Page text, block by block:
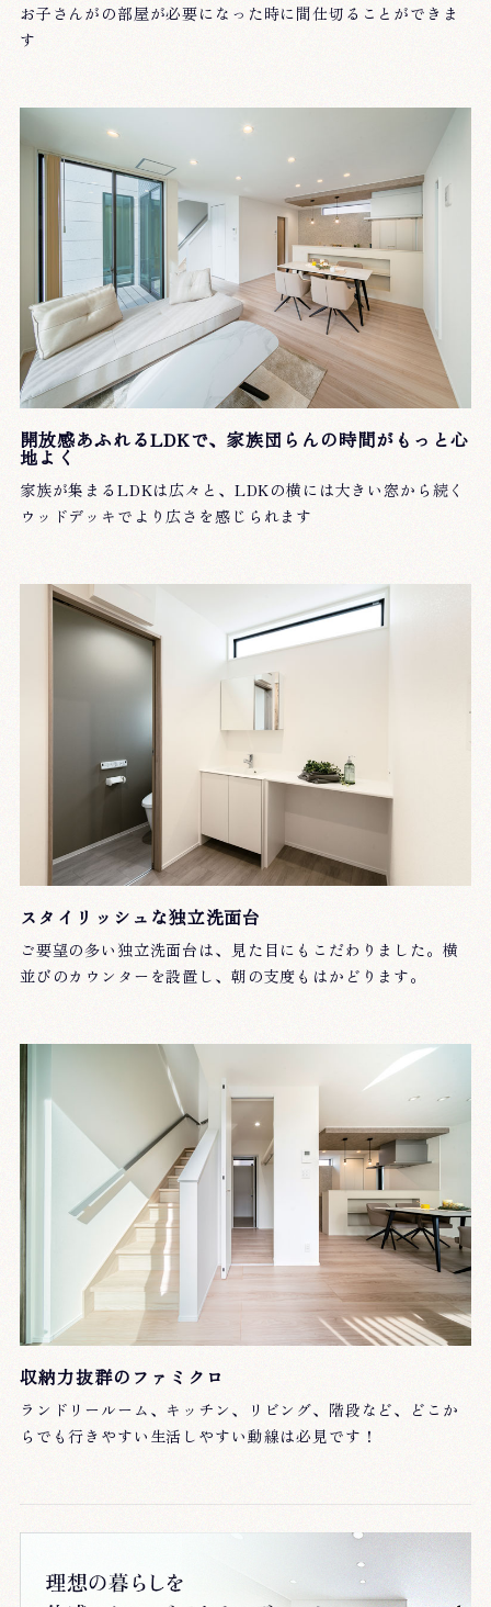
お子さんがの部屋が必要になった時に間仕切ることができま
す
開放感あふれるLDKで、家族団らんの時間がもっと心
地よく
家族が集まるLDKは広々と、LDKの横には大きい窓から続く
ウッドデッキでより広さを感じられます
スタイリッシュな独立洗面台
ご要望の多い独立洗面台は、見た目にもこだわりました。横
並びのカウンターを設置し、朝の支度もはかどります。
収納力抜群のファミクロ
ランドリールーム、キッチン、リビング、階段など、どこか
らでも行きやすい生活しやすい動線は必見です！